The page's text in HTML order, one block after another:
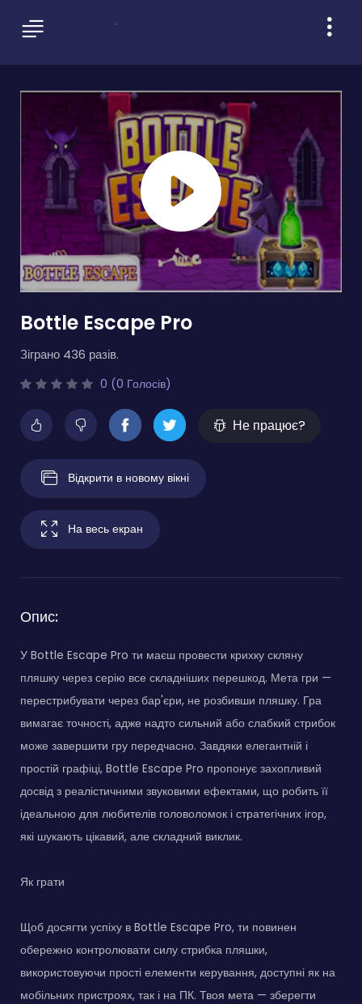
Bottle Escape Pro
Зіграно 436 разів.
0 (0 Голосів)
Не працює?
Відкрити в новому вікні
На весь екран
Опис:
У Bottle Escape Pro ти маєш провести крихку скляну
пляшку через серію все складніших перешкод. Мета гри —
перестрибувати через бар'єри, не розбивши пляшку. Гра
вимагає точності, адже надто сильний або слабкий стрибок
може завершити гру передчасно. Завдяки елегантній і
простій графіці, Bottle Escape Pro пропонує захопливий
досвід з реалістичними звуковими ефектами, що робить її
ідеальною для любителів головоломок і стратегічних ігор,
які шукають цікавий, але складний виклик.
Як грати
Щоб досягти успіху в Bottle Escape Pro, ти повинен
обережно контролювати силу стрибка пляшки,
використовуючи прості елементи керування, доступні як на
мобільних пристроях, так і на ПК. Твоя мета — зберегти